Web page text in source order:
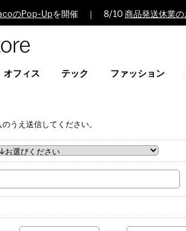
のPop-Upを開催 ｜ 8/10 商品発送休業
Design
オフィス テック ファッション
うえ送信してください。